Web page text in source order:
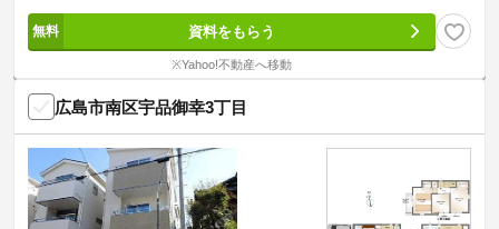
資料をもらう
※Yahoo!不動産へ移動
広島市南区宇品御幸3丁目